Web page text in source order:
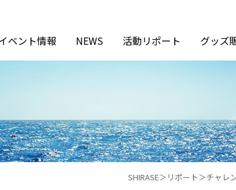
ベント情報 NEWS 活動リポート グッズ
SHIRASE リポート チャレ